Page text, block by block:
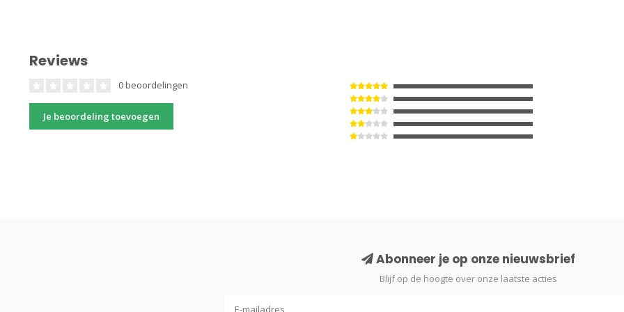
Reviews
0 beoordelingen
Je beoordeling toevoegen
Abonneer je op onze nieuwsbrief
Blijf op de hoogte over onze laatste acties